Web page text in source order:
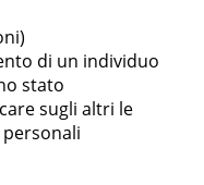
di un individuo
stato
sugli altri le